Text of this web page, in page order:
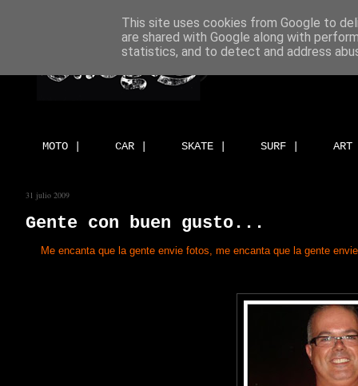
MOTO | CAR | SKATE | SURF |
31 julio 2009
Gente con buen gusto...
Me encanta que la gente envie fotos, me encanta que la gente
This site uses cookies from Google to
are shared with Google along with
statistics, and to detect and address